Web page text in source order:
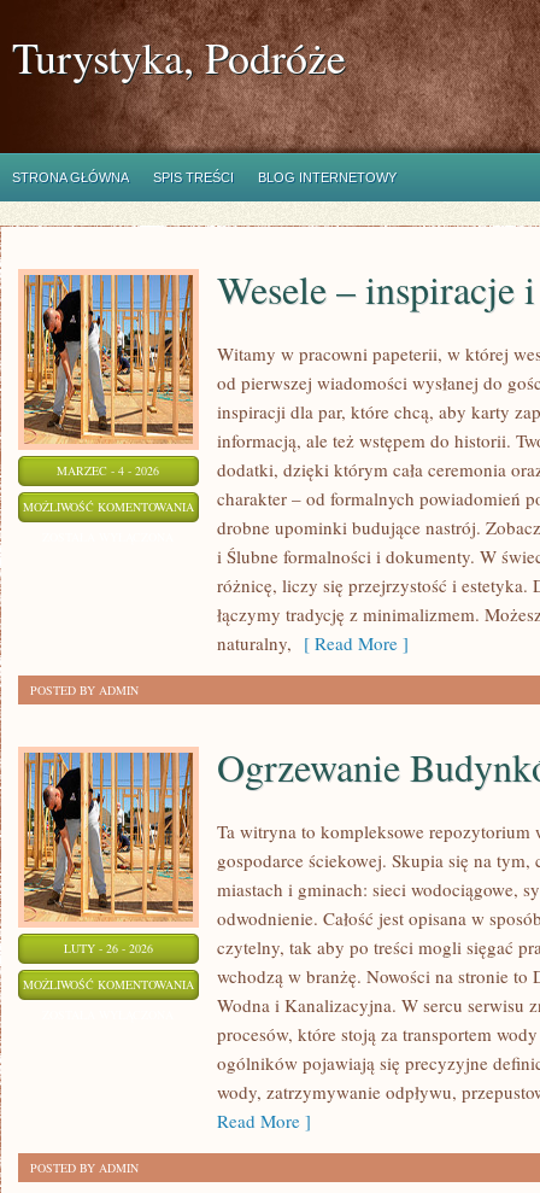
Turystyka, Podróże
STRONA GŁÓWNA SPIS TREŚCI BLOG INTERNETOWY
MARZEC - 4 - 2026
MOŻLIWOŚĆ KOMENTOWANIA WESELE
INSPIRACJE
POMYSŁY
Wesele – inspiracje
Witamy w pracowni papeterii, w której
od pierwszej wiadomości wysłanej do
inspiracji dla par, które chcą, aby karty
informacją, ale też wstępem do historii.
dodatki, dzięki którym cała ceremonia
charakter – od formalnych powiadomień
drobne upominki budujące nastrój.
i Ślubne formalności i dokumenty. W
różnicę, liczy się przejrzystość i estetyka.
łączymy tradycję z minimalizmem.
naturalny, [ Read More ]
POSTED BY ADMIN
LUTY - 26 - 2026
MOŻLIWOŚĆ KOMENTOWANIA OGRZEWANIE
BUDYNKÓW
Ogrzewanie
Ta witryna to kompleksowe
gospodarce ściekowej. Skupia się na
miastach i gminach: sieci wodociągowe,
odwodnienie. Całość jest opisana w
czytelny, tak aby po treści mogli sięgać
wchodzą w branżę. Nowości na stronie
Wodna i Kanalizacyjna. W sercu serwisu
procesów, które stoją za transportem
ogólników pojawiają się precyzyjne
wody, zatrzymywanie odpływu,
Read More ]
POSTED BY ADMIN